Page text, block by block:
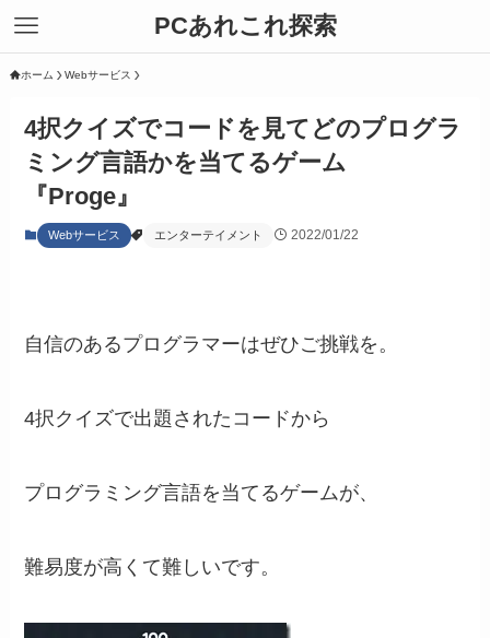
PCあれこれ探索
ホーム Webサービス
4択クイズでコードを見てどのプログラ
ミング言語かを当てるゲーム
『Proge』
Webサービス エンターテイメント 2022/01/22
自信のあるプログラマーはぜひご挑戦を。
4択クイズで出題されたコードから
プログラミング言語を当てるゲームが、
難易度が高くて難しいです。